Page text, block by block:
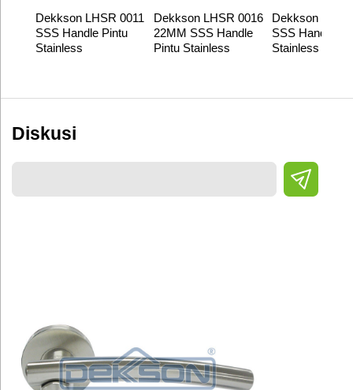
Dekkson LHSR 0011
SSS Handle Pintu
Stainless
Dekkson LHSR 0016
22MM SSS Handle
Pintu Stainless
Dekkson
SSS Handle
Stainless
Diskusi